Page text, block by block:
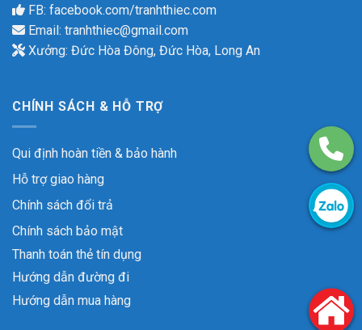
FB: facebook.com/tranhthiec.com
Email: tranhthiec@gmail.com
Xưởng: Đức Hòa Đông, Đức Hòa, Long An
CHÍNH SÁCH & HỖ TRỢ
Qui định hoàn tiền & bảo hành
Hỗ trợ giao hàng
Chính sách đổi trả
Chính sách bảo mật
Thanh toán thẻ tín dụng
Hướng dẫn đường đi
Hướng dẫn mua hàng